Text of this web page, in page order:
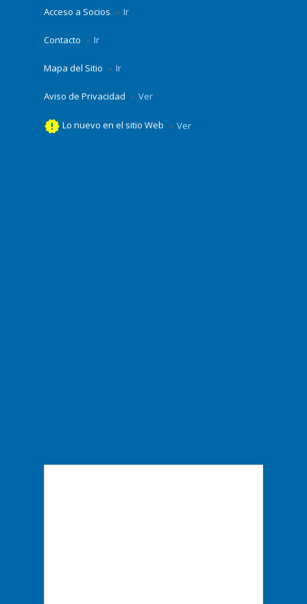
Acceso a Socios Ir
Contacto Ir
Mapa del Sitio Ir
Aviso de Privacidad Ver
new_releases Lo nuevo en el sitio Web Ver